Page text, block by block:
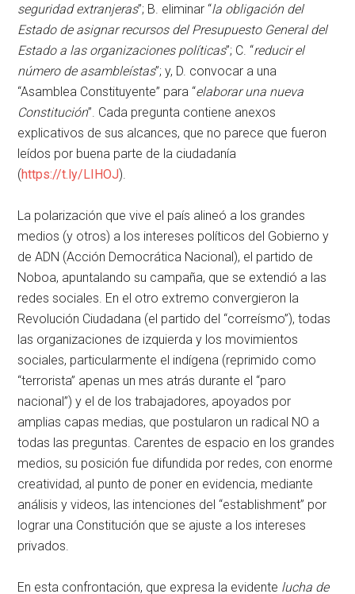
seguridad extranjeras”; B. eliminar “la obligación del
Estado de asignar recursos del Presupuesto General del
Estado a las organizaciones políticas”; C. “reducir el
número de asambleístas”; y, D. convocar a una
“Asamblea Constituyente” para “elaborar una nueva
Constitución”. Cada pregunta contiene anexos
explicativos de sus alcances, que no parece que fueron
leídos por buena parte de la ciudadanía
(https://t.ly/LIHOJ).
La polarización que vive el país alineó a los grandes
medios (y otros) a los intereses políticos del Gobierno y
de ADN (Acción Democrática Nacional), el partido de
Noboa, apuntalando su campaña, que se extendió a las
redes sociales. En el otro extremo convergieron la
Revolución Ciudadana (el partido del “correísmo”), todas
las organizaciones de izquierda y los movimientos
sociales, particularmente el indígena (reprimido como
“terrorista” apenas un mes atrás durante el “paro
nacional”) y el de los trabajadores, apoyados por
amplias capas medias, que postularon un radical NO a
todas las preguntas. Carentes de espacio en los grandes
medios, su posición fue difundida por redes, con enorme
creatividad, al punto de poner en evidencia, mediante
análisis y videos, las intenciones del “establishment” por
lograr una Constitución que se ajuste a los intereses
privados.
En esta confrontación, que expresa la evidente lucha de